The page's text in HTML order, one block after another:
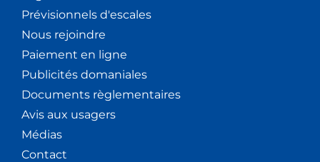
Prévisionnels d'escales
Nous rejoindre
Paiement en ligne
Publicités domaniales
Documents règlementaires
Avis aux usagers
Médias
Contact